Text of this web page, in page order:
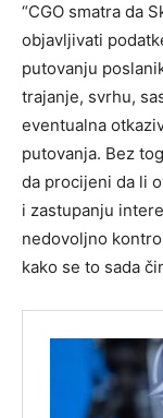
“CGO smatra da
objavljivati
putovanju
trajanje, svrhu,
eventualna
putovanja. Bez
da procijeni da li
i zastupanju
nedovoljno
kako se to sada